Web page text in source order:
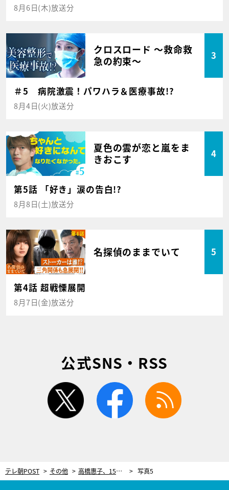
8月6日(木)放送分
クロスロード ～救命救
急の約束～
3
＃5 病院激震！パワハラ＆医療事故!?
8月4日(火)放送分
夏色の雲が恋と嵐をま
きおこす
4
第5話 「好き」涙の告白!?
8月8日(土)放送分
名探偵のままでいて 5
第4話 超戦慄展開
8月7日(金)放送分
公式SNS・RSS
twitter facebook
テレ朝POST その他 高橋惠子、15歳で衝撃の女優デビュー。セミヌード、堕胎シーン…体当たりの初主演作は「内容も知らずに勢いで（笑）」 写真5